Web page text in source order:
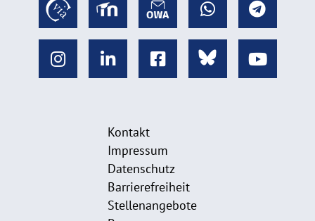
Kontakt
Impressum
Datenschutz
Barrierefreiheit
Stellenangebote